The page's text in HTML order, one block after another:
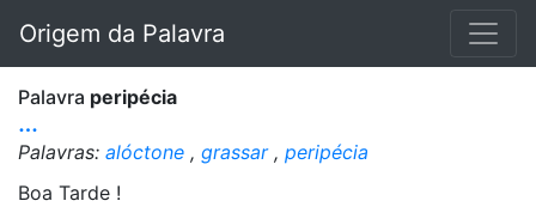
Origem da Palavra
Palavra peripécia
…
Palavras: alóctone , grassar, peripécia
Boa Tarde !